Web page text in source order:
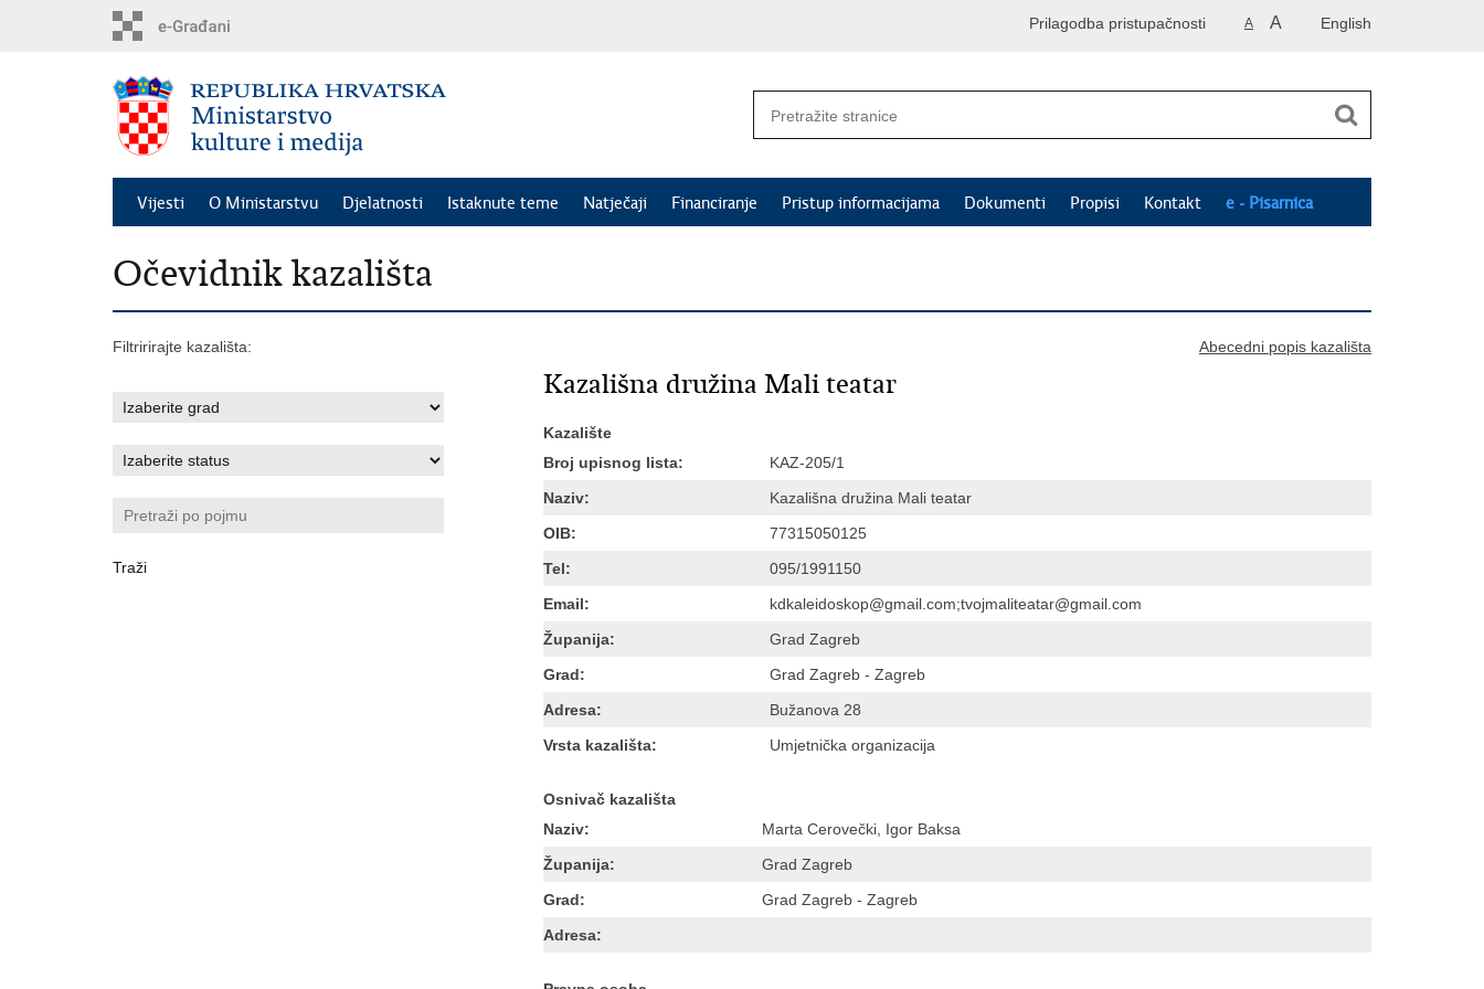
English
A A
Prilagodba pristupačnosti
Vijesti O Ministarstvu Djelatnosti Istaknute teme Natječaji Financiranje Pristup informacijama Dokumenti Propisi Kontakt e - Pisarnica
Očevidnik kazališta
Filtririrajte kazališta: Abecedni popis kazališta
Kazališna družina Mali teatar
Kazalište
Broj upisnog lista:
KAZ-205/1
Naziv:
Kazališna družina Mali teatar
OIB:
77315050125
Tel:
095/1991150
Email:
kdkaleidoskop@gmail.com;tvojmaliteatar@gmail.com
Županija:
Grad Zagreb
Grad:
Grad Zagreb - Zagreb
Adresa:
Bužanova 28
Vrsta kazališta:
Umjetnička organizacija
Osnivač kazališta
Naziv:
Marta Cerovečki, Igor Baksa
Županija:
Grad Zagreb
Grad:
Grad Zagreb - Zagreb
Adresa: